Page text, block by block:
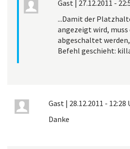
Gast
27.12.2011 -
...Damit der
angezeigt wird, muss
abgeschaltet
Befehl geschieht:
Gast | 28.12.2011 - 12:28
Danke